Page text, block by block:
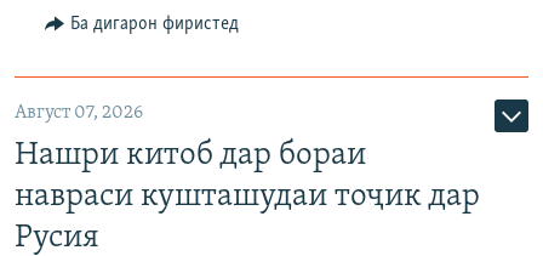
Ба дигарон фиристед
Август 07, 2026
Нашри китоб дар бораи
навраси кушташудаи тоҷик дар
Русия